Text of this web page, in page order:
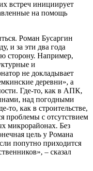
встреч инициирует
на помощь
Роман Бусаргин
и за эти два года
сторону. Например,
и
не докладывает
деревни», а
Где-то, как в АПК,
над погодными
то, как в строительстве,
с отсутствием
микрорайонах. Без
цель у Романа
попутно приходится
– сказал